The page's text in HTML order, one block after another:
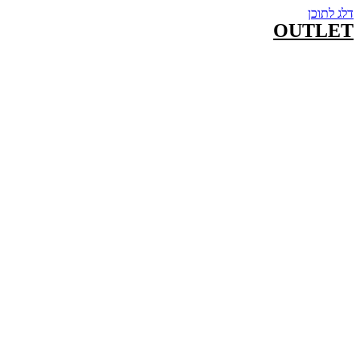
דלג לתוכן
OUTLET